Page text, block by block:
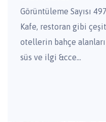
Görüntüleme Sayısı
Kafe, restoran gibi
otellerin bahçe
süs ve ilgi &cce...